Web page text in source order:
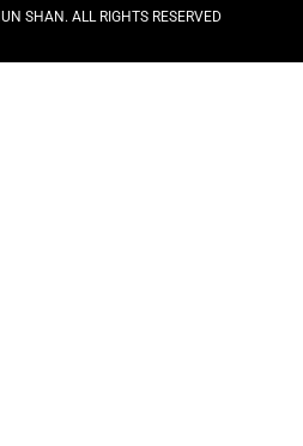
SHAN. ALL RIGHTS RESERVED